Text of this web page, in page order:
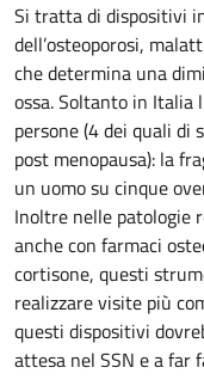
Si tratta di dispositivi
dell’osteoporosi,
che determina una
ossa. Soltanto in Italia
persone (4 dei quali di
post menopausa): la
un uomo su cinque
Inoltre nelle patologie
anche con farmaci
cortisone, questi
realizzare visite più
questi dispositivi
attesa nel SSN e a far